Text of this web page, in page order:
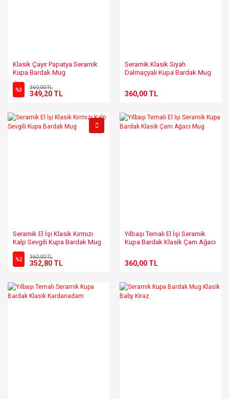
Klasik Çayır Papatya Seramik
Kupa Bardak Mug
%3 360,00 TL
349,20 TL
Seramik Klasik Siyah
Dalmaçyalı Kupa Bardak Mug
360,00 TL
Seramik El İşi Klasik Kırmızı
Kalp Sevgili Kupa Bardak Mug
%2 360,00 TL
352,80 TL
Yılbaşı Temalı El İşi Seramik
Kupa Bardak Klasik Çam Ağacı
360,00 TL